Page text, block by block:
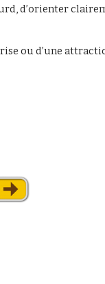
d’orienter
ou d’une